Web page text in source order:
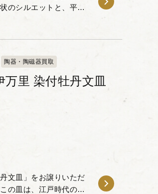
のシルエットと、平ら
陶器・陶磁器買取
万里 染付牡丹文皿
文皿」をお譲りいただ
の皿は、江戸時代の職